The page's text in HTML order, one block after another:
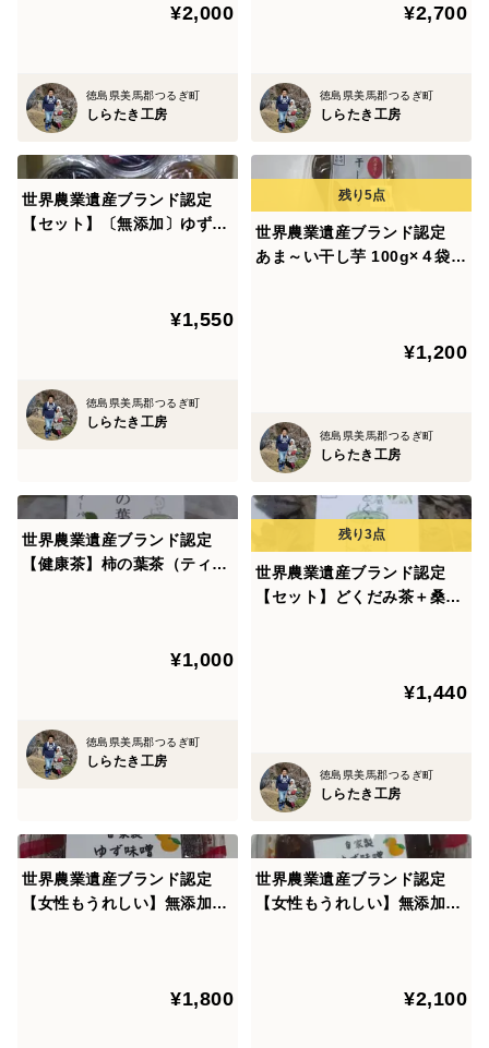
¥2,000
徳島県美馬郡つるぎ町
しらたき工房
¥2,700
徳島県美馬郡つるぎ町
しらたき工房
世界農業遺産ブランド認定
【セット】〔無添加〕ゆず味
¥1,550
徳島県美馬郡つるぎ町
しらたき工房
世界農業遺産ブランド認定
あま～い干し芋 100g×４袋
¥1,200
徳島県美馬郡つるぎ町
しらたき工房
世界農業遺産ブランド認定
【健康茶】柿の葉茶（ティー
¥1,000
徳島県美馬郡つるぎ町
しらたき工房
世界農業遺産ブランド認定
【セット】どくだみ茶＋桑の
¥1,440
徳島県美馬郡つるぎ町
しらたき工房
世界農業遺産ブランド認定
【女性もうれしい】無添加の
¥1,800
世界農業遺産ブランド認定
【女性もうれしい】無添加の
¥2,100